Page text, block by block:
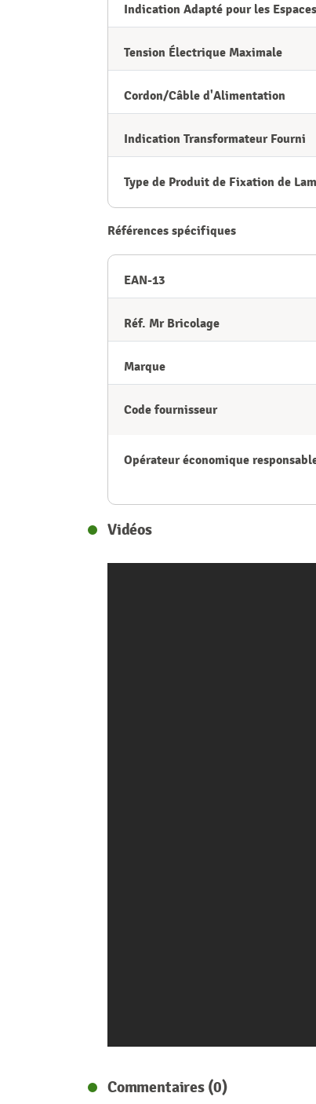
Indication Adapté pour les
Tension Électrique Maximale
Cordon/Câble d'Alimentation
Indication Transformateur Fourni
Type de Produit de Fixation de
Références spécifiques
EAN-13
Réf. Mr Bricolage
Marque
Code fournisseur
Opérateur économique
Vidéos
Commentaires (0)